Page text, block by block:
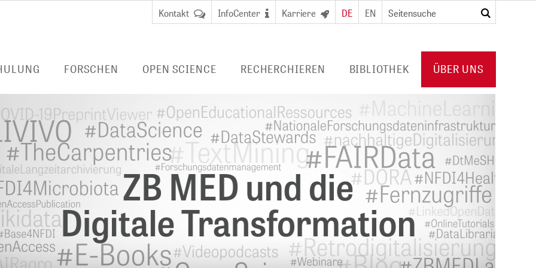
Kontakt InfoCenter Karriere DE EN suchen
FORSCHEN
BEI ZB MED
Data Science and Services
BibLabs
Wissensmanagement
PROJEKTE
PROJEKTE
OPEN SCIENCE
PUBLIZIEREN
BERATEN
FORSCHUNGSDATENMANAGEMENT
Nationale
Forschungsdateninfrastruktur
(NFDI)
TERMINOLOGIEN
DIGITALE LANGZEITARCHIVIERUNG
RECHERCHIEREN
E-BOOKS/ E-JOURNALS/
FERNZUGRIFF
Virtueller
Benutzungsausweis/
Fernzugriff
CINAHL
HEALTH STUDY HUB
BIBLIOTHEK
FÜR BIBLIOTHEKEN
Konsortiallizenzen
Angebot und
Erwerbungsprofil
ÜBER UNS
VERANSTALTUNGEN
POLICIES
PUBLIKATIONEN VON ZB MED
KOOPERATIONEN
PRESSE
KARRIERE